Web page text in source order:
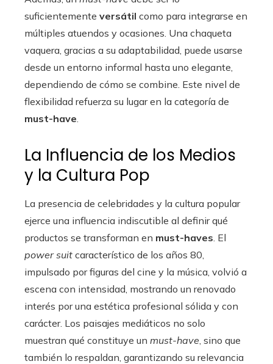
suficientemente versátil como para integrarse en
múltiples atuendos y ocasiones. Una chaqueta
vaquera, gracias a su adaptabilidad, puede usarse
desde un entorno informal hasta uno elegante,
dependiendo de cómo se combine. Este nivel de
flexibilidad refuerza su lugar en la categoría de
must-have.
La Influencia de los Medios
y la Cultura Pop
La presencia de celebridades y la cultura popular
ejerce una influencia indiscutible al definir qué
productos se transforman en must-haves. El
power suit característico de los años 80,
impulsado por figuras del cine y la música, volvió a
escena con intensidad, mostrando un renovado
interés por una estética profesional sólida y con
carácter. Los paisajes mediáticos no solo
muestran qué constituye un must-have, sino que
también lo respaldan, garantizando su relevancia